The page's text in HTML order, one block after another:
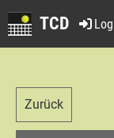
TCD
Zurück